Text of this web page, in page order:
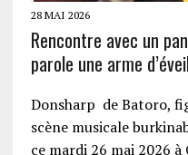
28 MAI 2026
Rencontre avec un
parole une arme
Donsharp de Batoro,
scène musicale
ce mardi 26 mai 2026